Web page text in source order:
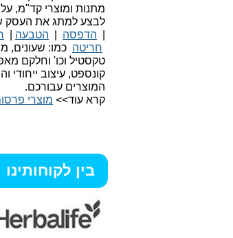
מתנות ומוצרי קד"מ,
לבצע למתג את העסק
הדפסה הטבעה
חריטה כמו: שעונים,
טקסטיל וכו' וחלקם
קונספט, עיצוב ייחודי
המוצרים עבורכם.
קרא עוד>> מוצרי
בין לקוחותינו